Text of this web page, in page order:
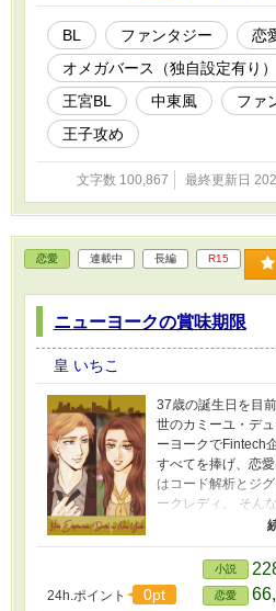
に、革命の準備を
は皮肉にも彼を王
政を担う王太子——
れ、祈りに縛られ
に交差し始める。
革命か。 神か、人
BL ファンタジー 恋
オメガバース（独自設定有り）
王宮BL
中東風
ファ
王子攻め
文字数 100,867 最終更新日
恋愛 連載中 長編 R15
ニューヨークの賞味期限
皇 いちこ
37歳の誕生日を目
世のカミーユ・デ
ーヨークでFintech
すべてを捧げ、恋
はコード解析とジ
ークレディ。 そん
学時代の“プリンス
をきっかけに、カ
れる。 過去の性ト
いう選択、迫り来
24h.ポイント 0pt
小説
恋愛